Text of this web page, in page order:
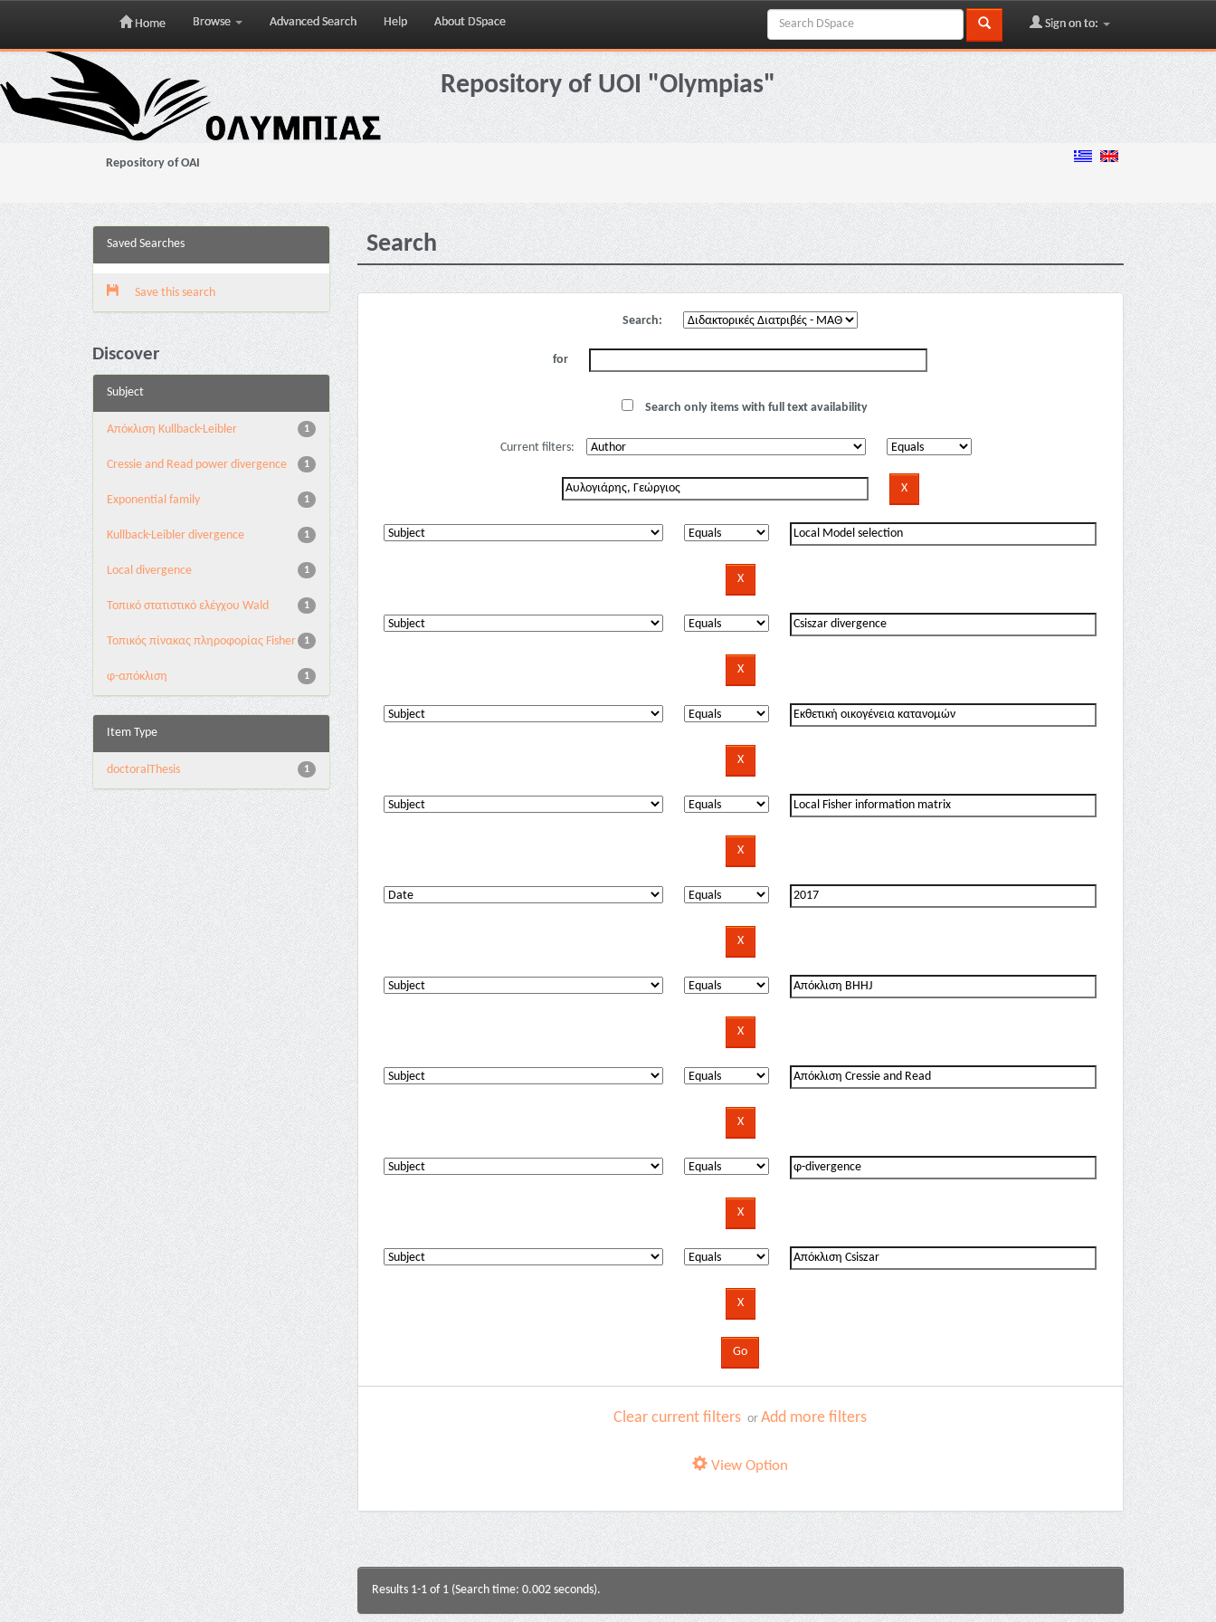
Skip
navigation
Home Browse Advanced Search Help About DSpace Sign on to:
Repository of UOI "Olympias"
Repository of OAI
Saved Searches
Save this search
Discover
Subject
1
Aπόκλιση Kullback-Leibler
1
Cressie and Read power divergence
1
Exponential family
1
Kullback-Leibler divergence
1
Local divergence
1
Τοπικό στατιστικό ελέγχου Wald
1
Τοπικός πίνακας πληροφορίας Fisher
1
φ-απόκλιση
Item Type
1
doctoralThesis
Search
Search:
for
Search only items with full text availability
Current filters:
Clear current filters orAdd more filters
View Option
Results 1-1 of 1 (Search time: 0.002 seconds).